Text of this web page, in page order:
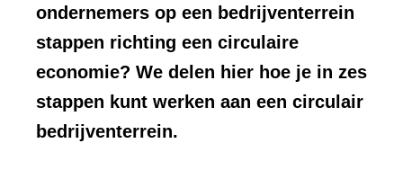
ondernemers op een bedrijventerrein
stappen richting een circulaire
economie? We delen hier hoe je in zes
stappen kunt werken aan een circulair
bedrijventerrein.